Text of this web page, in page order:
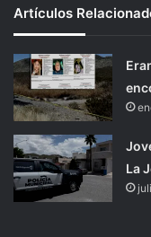
Artículos
La